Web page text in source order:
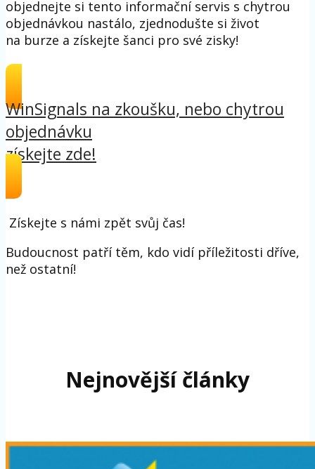
objednejte si tento informační servis s chytrou
objednávkou nastálo, zjednodušte si život
na burze a získejte šanci pro své zisky!
WinSignals na zkoušku, nebo chytrou
objednávku
získejte zde!
Získejte s námi zpět svůj čas!
Budoucnost patří těm, kdo vidí příležitosti dříve,
než ostatní!
Nejnovější články